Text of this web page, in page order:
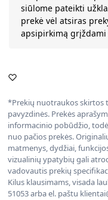
siūlome pateikti
prekė vėl atsiras
apsipirkimą grįždami
*Prekių nuotraukos skirtos
pavyzdinės. Prekės
informacinio pobūdžio,
nuo pačios prekės.
matmenys, dydžiai,
vizualinių ypatybių gali
vadovautis prekių
Kilus klausimams, visada
51053 arba el. paštu